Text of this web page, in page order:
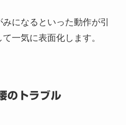
になるといった動作が引
一気に表面化します。
のトラブル